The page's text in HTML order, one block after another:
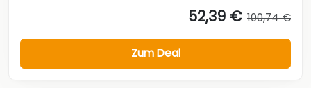
52,39 € 100,74 €
Zum Deal